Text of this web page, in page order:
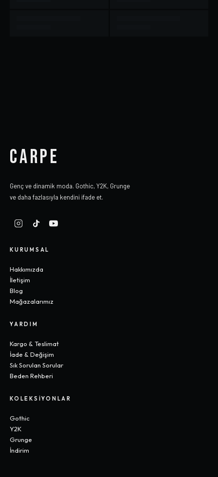
CARPE
Genç ve dinamik moda. Gothic, Y2K, Grunge
ve daha fazlasıyla kendini ifade et.
KURUMSAL
Hakkımızda
İletişim
Blog
Mağazalarımız
YARDIM
Kargo & Teslimat
İade & Değişim
Sık Sorulan Sorular
Beden Rehberi
KOLEKSIYONLAR
Gothic
Y2K
Grunge
İndirim